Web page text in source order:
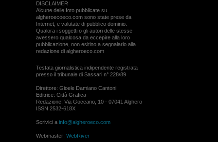
DISCLAIMER
Alcune delle foto pubblicate su
algheroecoeco.com sono state prese da
Internet, e valutate di pubblico dominio.
Qualora i soggetti o gli autori delle stesse
avessero qualcosa da eccepire alla loro
pubblicazione, non esitino a segnalarlo alla
redazione di algheroeco.com
Testata giornalistica indipendente registrata
presso il tribunale di Sassari n° 228/89
Direttore: Gioele Damiano Cantoni
Editrice: Città Grafica
Redazione: Via Goceano, 10 - 07041 Alghero
ISSN 2532-618X
Scrivici a info@algheroeco.com
Webmaster: WebRiver